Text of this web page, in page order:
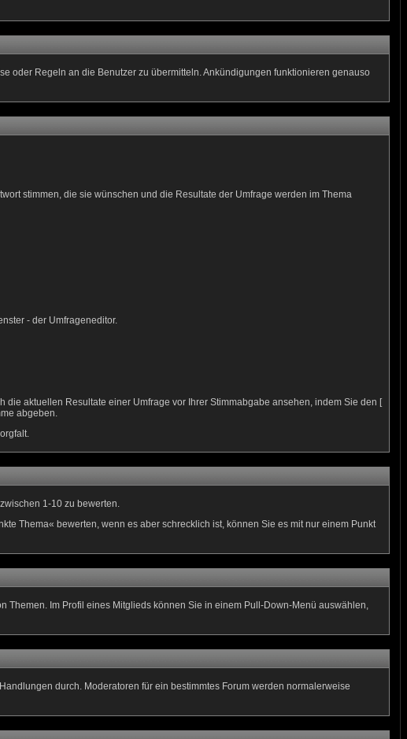
oder Regeln an die Benutzer zu übermitteln. Ankündigungen funktionieren genauso
stimmen, die sie wünschen und die Resultate der Umfrage werden im Thema
- der Umfrageneditor.
aktuellen Resultate einer Umfrage vor Ihrer Stimmabgabe ansehen, indem Sie den [
abgeben.
1-10 zu bewerten.
Thema« bewerten, wenn es aber schrecklich ist, können Sie es mit nur einem Punkt
Themen. Im Profil eines Mitglieds können Sie in einem Pull-Down-Menü auswählen,
durch. Moderatoren für ein bestimmtes Forum werden normalerweise